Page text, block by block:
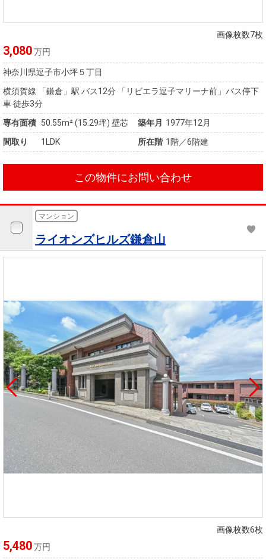
画像枚数7枚
3,080万円
神奈川県逗子市小坪５丁目
横須賀線 「鎌倉」駅 バス12分 「リビエラ逗子マリーナ前」バス停下
車 徒歩3分
専有面積 50.55m²(15.29坪) 壁芯 築年月
1977年12月
間取り
1LDK 所在階 1階／6階建
この物件にお問い合わせ
マンション
ライオンズヒルズ鎌倉山
画像枚数6枚
5,480万円